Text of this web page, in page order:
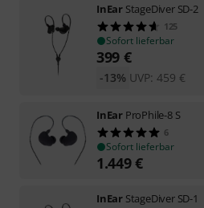
InEar StageDiver SD-2
125
Sofort lieferbar
399 €
UVP: 459 €
-13%
InEar ProPhile-8 S
6
Sofort lieferbar
1.449€
InEar StageDiver SD-1